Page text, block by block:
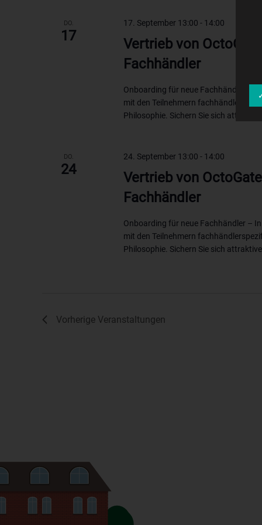
DO.
17
Vertrieb von
Fachhändler
17. September 13:00 - 14:00
Onboarding für neue Fachhändler –
mit den Teilnehmern
Philosophie. Sichern Sie sich
DO.
24
Vertrieb von
Fachhändler
24. September 13:00 - 14:00
Onboarding für neue Fachhändler –
mit den Teilnehmern
Philosophie. Sichern Sie sich
Vorherige Veranstaltungen